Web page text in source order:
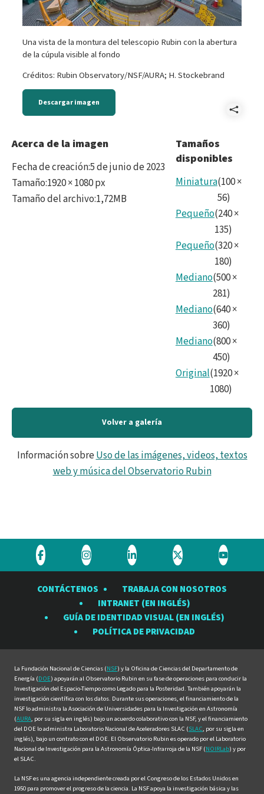
Una vista de la montura del telescopio Rubin con la abertura
de la cúpula visible al fondo
Créditos: Rubin Observatory/NSF/AURA; H. Stockebrand
Descargar imagen
Acerca de la imagen
Fecha de creación:5 de junio de 2023
Tamaño:1920 × 1080 px
Tamaño del archivo:1,72MB
Tamaños
disponibles
Miniatura(100×
56)
Pequeño(240×
135)
Pequeño(320×
180)
Mediano(500×
281)
Mediano(640×
360)
Mediano(800×
450)
Original(1920×
1080)
Volver a galería
Información sobreUso de las imágenes, videos, textos
web y música del Observatorio Rubin
Visite
Observatorio
Visite
Observatorio
Rubin
en
Visite
Observatorio
Rubin
en
Visite
Observatorio
Rubin
en
Visite
Rubin
en
CONTÁCTENOS
TRABAJA CON NOSOTROS
INTRANET (EN INGLÉS)
GUÍA DE IDENTIDAD VISUAL (EN INGLÉS)
POLÍTICA DE PRIVACIDAD
La Fundación Nacional de Ciencias (NSF) y la Oficina de Ciencias del Departamento de
Energía (DOE) apoyarán al Observatorio Rubin en su fase de operaciones para conducir la
Investigación del Espacio-Tiempo como Legado para la Posteridad. También apoyarán la
investigación científica con los datos. Durante sus operaciones, el financiamiento de la
NSF lo administra la Asociación de Universidades para la Investigación en Astronomía
(AURA, por su sigla en inglés) bajo un acuerdo colaborativo con la NSF, y el financiamiento
del DOE lo administra Laboratorio Nacional de Aceleradores SLAC (SLAC, por su sigla en
inglés), bajo un contrato con el DOE. El Observatorio Rubin es operado por el Laboratorio
Nacional de Investigación para la Astronomía Óptica-Infrarroja de la NSF (NOIRLab) y por
el SLAC.
La NSF es una agencia independiente creada por el Congreso de los Estados Unidos en
1950 para promover el progreso de la ciencia. La NSF apoya la investigación básica y las